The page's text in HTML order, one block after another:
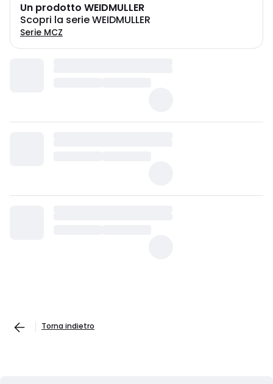
Un prodotto WEIDMULLER
Scopri la serie WEIDMULLER
Serie MCZ
Torna indietro